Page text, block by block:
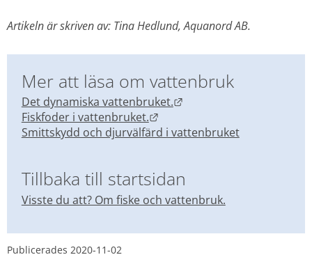
Artikeln är skriven av: Tina Hedlund, Aquanord AB.
Mer att läsa om vattenbruk
Det dynamiska vattenbruket.
Länk till annan
Fiskfoder i vattenbruket.
Länk till annan webbplats.
Smittskydd och djurvälfärd i vattenbruket
Tillbaka till startsidan
Visste du att? Om fiske och vattenbruk.
Publicerades 2020-11-02